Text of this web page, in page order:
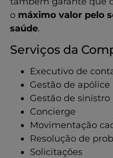
o máximo valor pelo
saúde.
Serviços da
Executivo de
Gestão de apólice
Gestão de sinistro
Concierge
Movimentação
Resolução de
Solicitações